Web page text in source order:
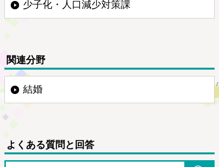
少子化・人口減少対策課
関連分野
結婚
よくある質問と回答